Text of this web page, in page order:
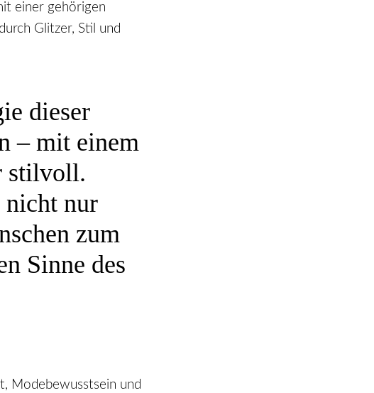
einer gehörigen
Glitzer, Stil und
dieser
– mit einem
stilvoll.
nicht nur
zum
Sinne des
Modebewusstsein und